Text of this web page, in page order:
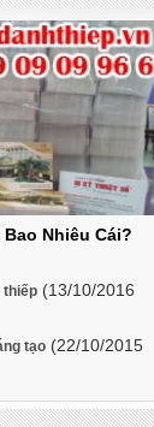
Nhiêu Cái?
thiếp (13/10/2016
tạo (22/10/2015